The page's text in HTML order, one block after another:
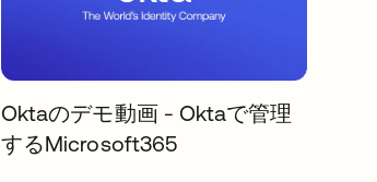
Oktaのデモ動画 - Oktaで管理
するMicrosoft365